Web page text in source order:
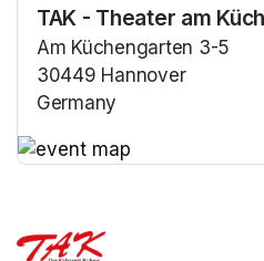
TAK - Theater am
Am Küchengarten 3-5
30449 Hannover
Germany